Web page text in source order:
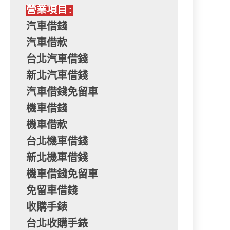
營業項目:
汽車借錢
汽車借款
台北汽車借錢
新北汽車借錢
汽車借錢免留車
機車借錢
機車借款
台北機車借錢
新北機車借錢
機車借錢免留車
免留車借錢
收購手錶
台北收購手錶